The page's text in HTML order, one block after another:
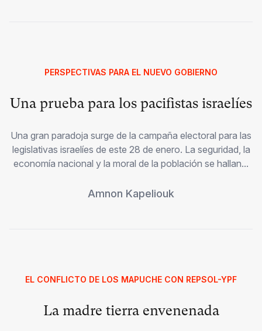
PERSPECTIVAS PARA EL NUEVO GOBIERNO
Una prueba para los pacifistas israelíes
Una gran paradoja surge de la campaña electoral para las
legislativas israelíes de este 28 de enero. La seguridad, la
economía nacional y la moral de la población se hallan...
Amnon Kapeliouk
EL CONFLICTO DE LOS MAPUCHE CON REPSOL-YPF
La madre tierra envenenada